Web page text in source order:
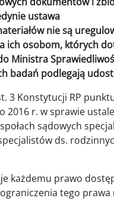
ustawa
nie są
ich osobom, których
Ministra
badań podlegają
3 Konstytucji RP
2016 r. w sprawie
sądowych
ds.
każdemu prawo
tego